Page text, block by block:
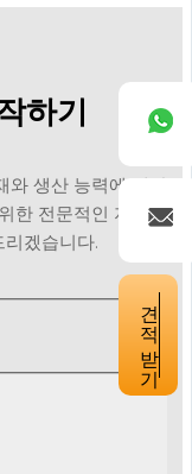
하기
와 생산 능력에 대한
한 전문적인 지침과
겠습니다.
견적 받기